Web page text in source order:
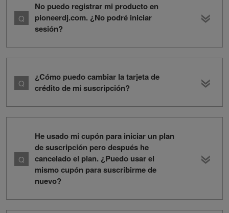
No puedo registrar mi producto en
pioneerdj.com. ¿No podré iniciar
sesión?
¿Cómo puedo cambiar la tarjeta de
crédito de mi suscripción?
He usado mi cupón para iniciar un plan
de suscripción pero después he
cancelado el plan. ¿Puedo usar el
mismo cupón para suscribirme de
nuevo?